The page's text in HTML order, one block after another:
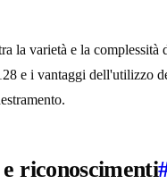
la varietà e la complessità
e i vantaggi dell'utilizzo
riconoscimenti